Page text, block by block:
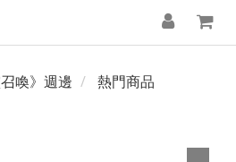
召喚》週邊 熱門商品